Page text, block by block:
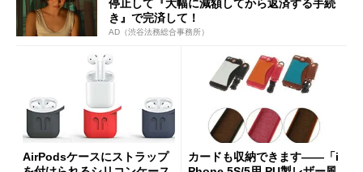
停止して『大幅に減額してから返済する手続
き』で完済して！
AD（渋谷法務総合事務所）
AirPodsケースにストラップ
カードも収納できます――「i